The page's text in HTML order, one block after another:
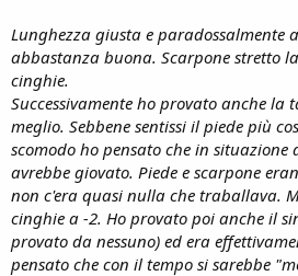
Lunghezza giusta e paradossalmente
abbastanza buona. Scarpone stretto
cinghie.
Successivamente ho provato anche la
meglio. Sebbene sentissi il piede più
scomodo ho pensato che in situazione
avrebbe giovato. Piede e scarpone
non c'era quasi nulla che traballava.
cinghie a -2. Ho provato poi anche il
provato da nessuno) ed era
pensato che con il tempo si sarebbe